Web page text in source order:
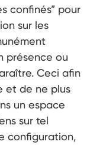
confinés” pour
sur les
présence ou
Ceci afin
et de ne plus
un espace
sur tel
configuration,